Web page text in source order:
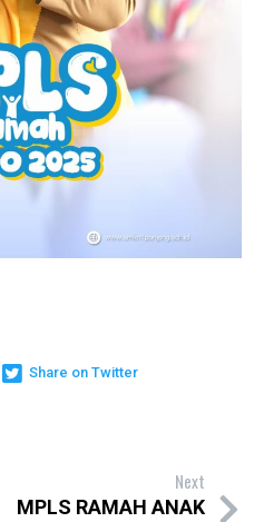
Share on Twitter
Next
MPLS RAMAH ANAK